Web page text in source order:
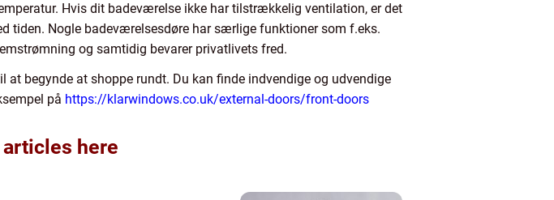
Hvis dit badeværelse ikke har tilstrækkelig ventilation, er det
tiden. Nogle badeværelsesdøre har særlige funktioner som f.eks.
og samtidig bevarer privatlivets fred.
begynde at shoppe rundt. Du kan finde indvendige og udvendige
på https://klarwindows.co.uk/external-doors/front-doors
articles here